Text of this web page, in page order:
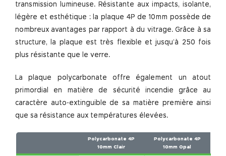
transmission lumineuse. Résistante aux impacts, isolante,
légère et esthétique : la plaque 4P de 10mm possède de
nombreux avantages par rapport à du vitrage. Grâce à sa
structure, la plaque est très flexible et jusqu’à 250 fois
plus résistante que le verre.
La plaque polycarbonate offre également un atout
primordial en matière de sécurité incendie grâce au
caractère auto-extinguible de sa matière première ainsi
que sa résistance aux températures élevées.
Polycarbonate 4P
10mm Clair
Polycarbonate 4P
10mm Opal